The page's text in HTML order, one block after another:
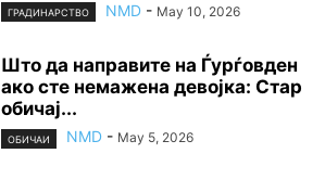
ГРАДИНАРСТВО NMD - May 10, 2026
Што да направите на Ѓурѓовден
ако сте немажена девојка: Стар
обичај...
ОБИЧАИ NMD - May 5, 2026